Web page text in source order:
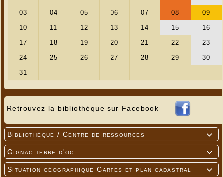
Retrouvez la bibliothèque sur Facebook

Bibliothèque / Centre de ressources

Gignac terre d'oc

Situation géographique Cartes et plan cadastral